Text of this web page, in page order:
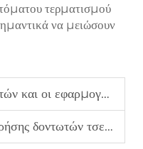
τερματισμού
να μειώσουν
εφαρμογές τους εξηγημένοι
τσεκούρων σε έργα στρώσης